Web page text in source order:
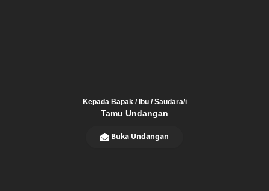
Kepada Bapak / Ibu / Saudara/i
Tamu Undangan
Buka Undangan